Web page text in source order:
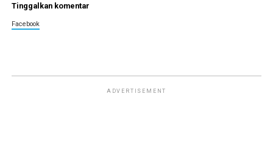
Tinggalkan komentar
Facebook
ADVERTISEMENT